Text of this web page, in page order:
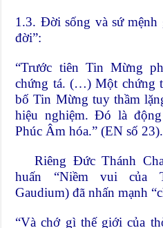
1.3. Đời sống và sứ mệnh
đời”:
“Trước tiên Tin Mừng
chứng tá. (…) Một chứng
bố Tin Mừng tuy thầm
hiệu nghiệm. Đó là
Phúc Âm hóa.” (EN số 23).
Riêng Đức Thánh
huấn “Niềm vui của
Gaudium) đã nhấn mạnh
“Và chớ gì thế giới của